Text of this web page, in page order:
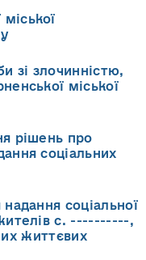
зі злочинністю,
міської
рішень про
соціальних
соціальної
с. ----------,
життєвих